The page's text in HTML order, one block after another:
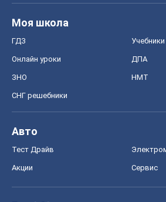
Моя школа
ГДЗ Учебники
Онлайн уроки ДПА
ЗНО НМТ
СНГ решебники
Авто
Тест Драйв
Акции Сервис